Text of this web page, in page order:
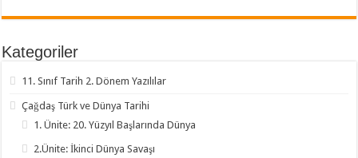
Kategoriler
11. Sınıf Tarih 2. Dönem Yazılılar
Çağdaş Türk ve Dünya Tarihi
1. Ünite: 20. Yüzyıl Başlarında Dünya
2.Ünite: İkinci Dünya Savaşı